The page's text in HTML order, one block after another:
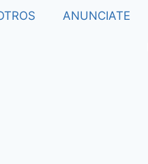
ANUNCIATE